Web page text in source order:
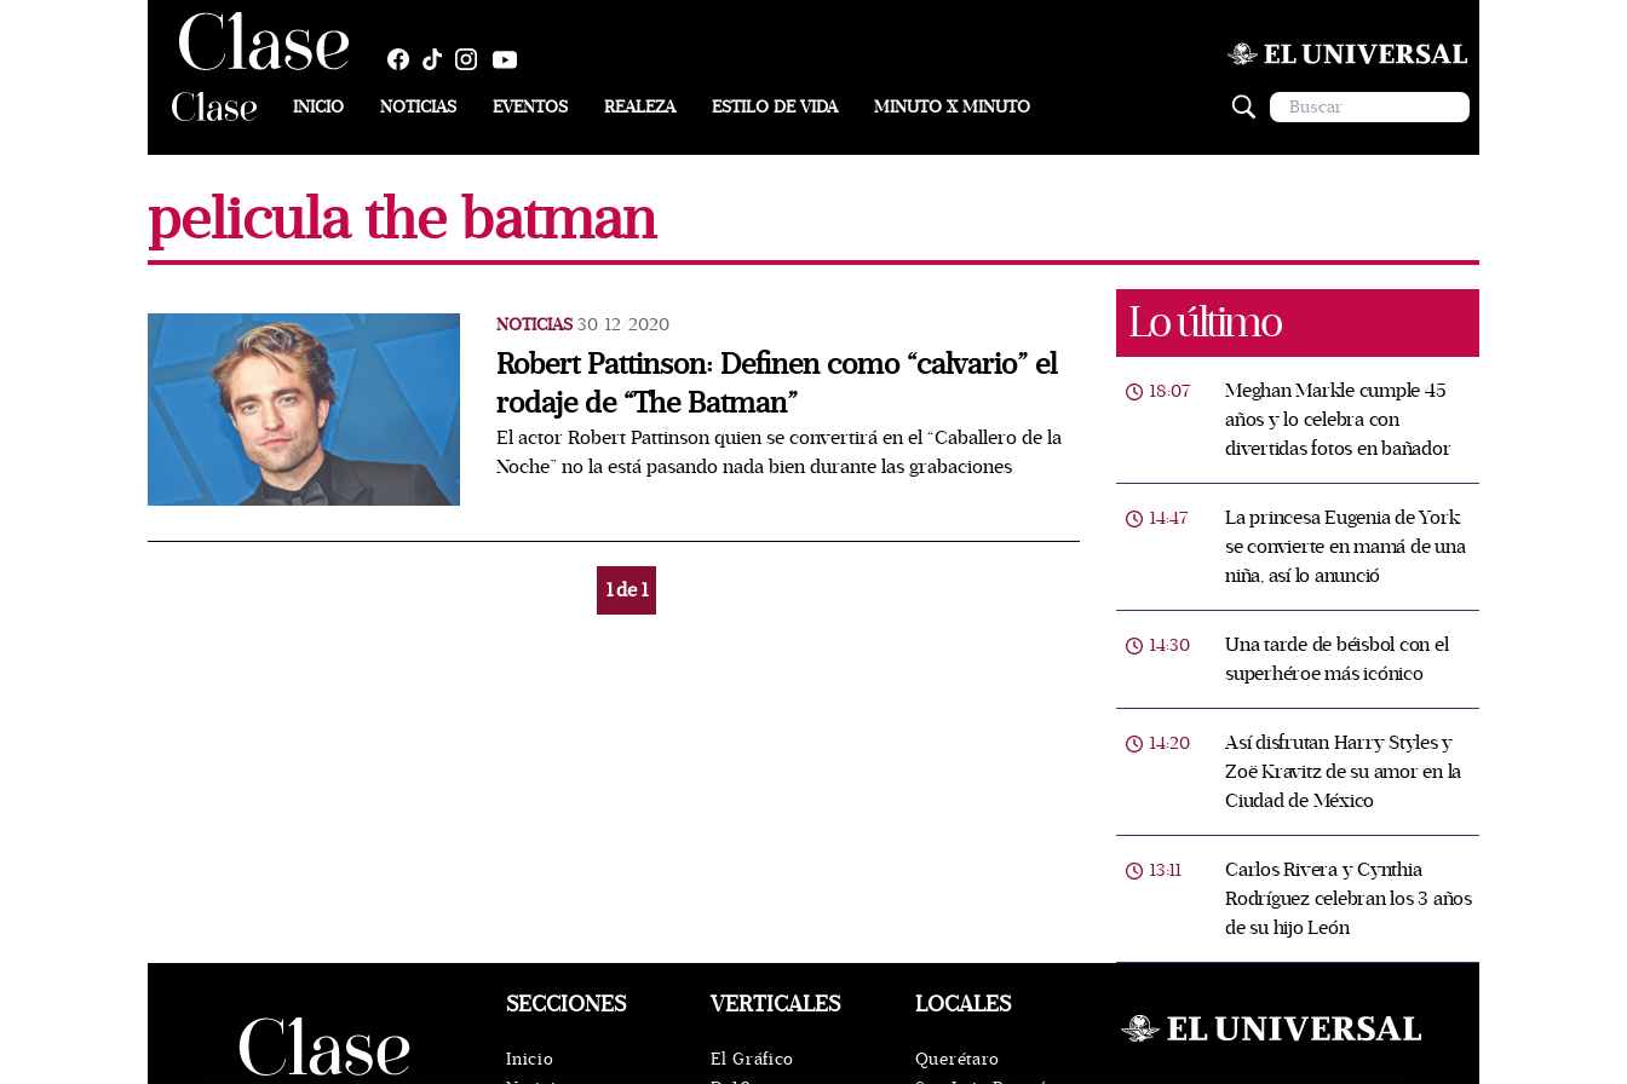
INICIO NOTICIAS EVENTOS REALEZA ESTILO DE VIDA MINUTO X MINUTO
pelicula the batman
NOTICIAS 30/12/2020
Robert Pattinson: Definen como “calvario” el
rodaje de “The Batman”
El actor Robert Pattinson quien se convertirá en el “Caballero de la
Noche” no la está pasando nada bien durante las grabaciones
1de1
Lo último
18:07
Meghan Markle cumple 45
años y lo celebra con
divertidas fotos en bañador
14:47
La princesa Eugenia de York
se convierte en mamá de una
niña, así lo anunció
14:30
Una tarde de béisbol con el
superhéroe más icónico
14:20
Así disfrutan Harry Styles y
Zoë Kravitz de su amor en la
Ciudad de México
13:11
Carlos Rivera y Cynthia
Rodríguez celebran los 3 años
de su hijo León
SECCIONES
Inicio
VERTICALES
El Gráfico
LOCALES
Querétaro